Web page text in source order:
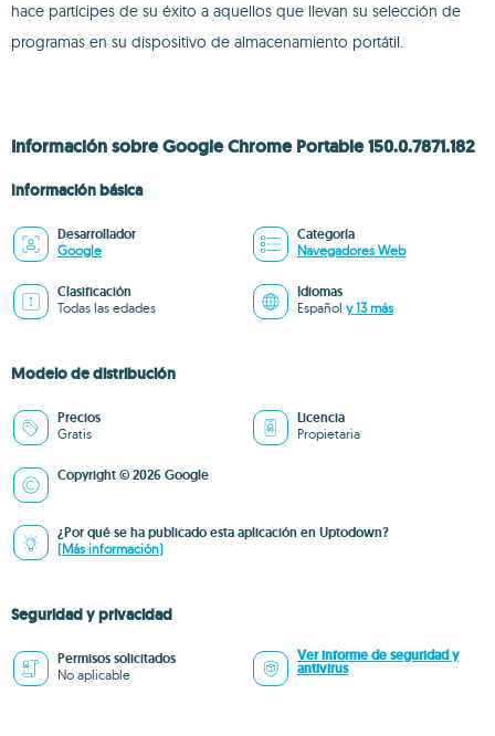
hace partícipes de su éxito a aquellos que llevan su selección de
programas en su dispositivo de almacenamiento portátil.
Información sobre Google Chrome Portable 150.0.7871.182
Información básica
Desarrollador
Google
Categoría
Navegadores Web
Clasificación
Todas las edades
Idiomas
Español y 13 más
Modelo de distribución
Precios
Gratis
Licencia
Propietaria
Copyright © 2026 Google
¿Por qué se ha publicado esta aplicación en Uptodown?
(Más información)
Seguridad y privacidad
Permisos solicitados
No aplicable
Ver informe de seguridad y
antivirus